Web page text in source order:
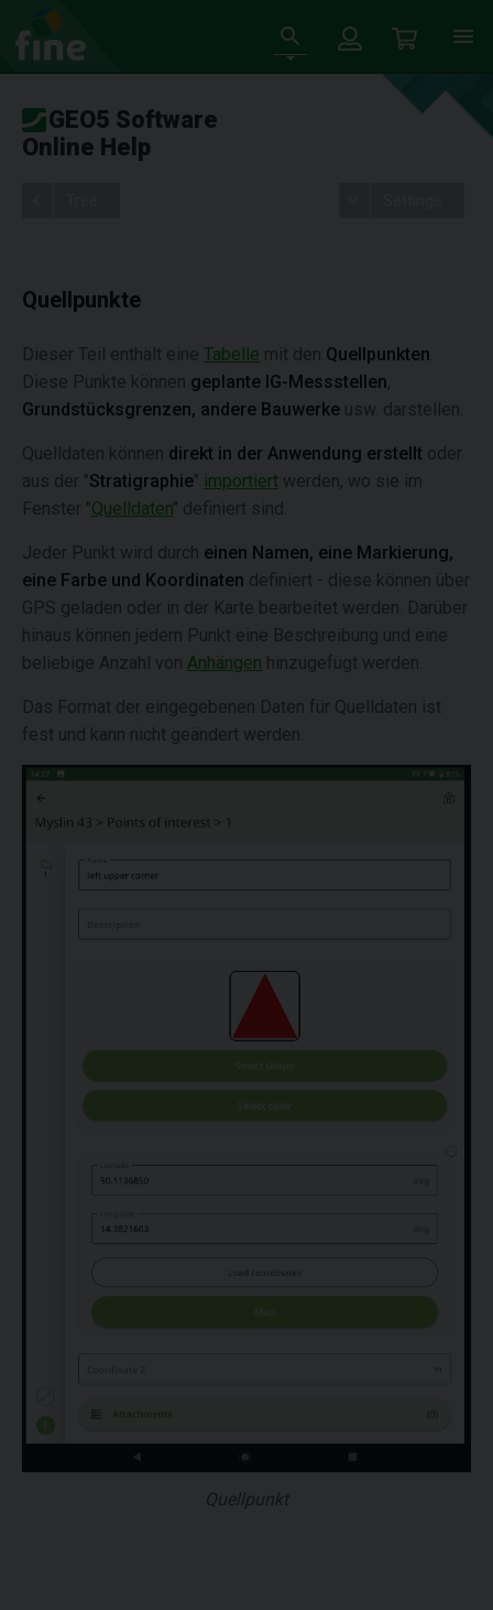
GEO5 Software
Online Help
Quellpunkte
Dieser Teil enthält eine Tabelle mit den Quellpunkten
Diese Punkte können geplante IG-Messstellen,
Grundstücksgrenzen, andere Bauwerke usw. darstellen.
Quelldaten können direkt in der Anwendung erstellt oder
aus der "Stratigraphie" importiert werden, wo sie im
Fenster "Quelldaten" definiert sind.
Jeder Punkt wird durch einen Namen, eine Markierung,
eine Farbe und Koordinaten definiert - diese können über
GPS geladen oder in der Karte bearbeitet werden. Darüber
hinaus können jedem Punkt eine Beschreibung und eine
beliebige Anzahl von Anhängen hinzugefügt werden.
Das Format der eingegebenen Daten für Quelldaten ist
fest und kann nicht geändert werden.
Quellpunkt